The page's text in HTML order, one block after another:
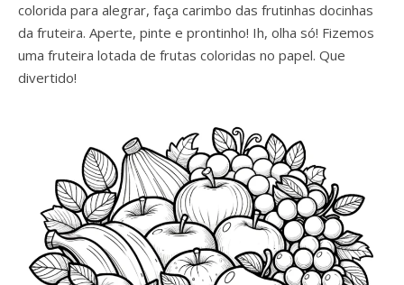
colorida para alegrar, faça carimbo das frutinhas docinhas
da fruteira. Aperte, pinte e prontinho! Ih, olha só! Fizemos
uma fruteira lotada de frutas coloridas no papel. Que
divertido!